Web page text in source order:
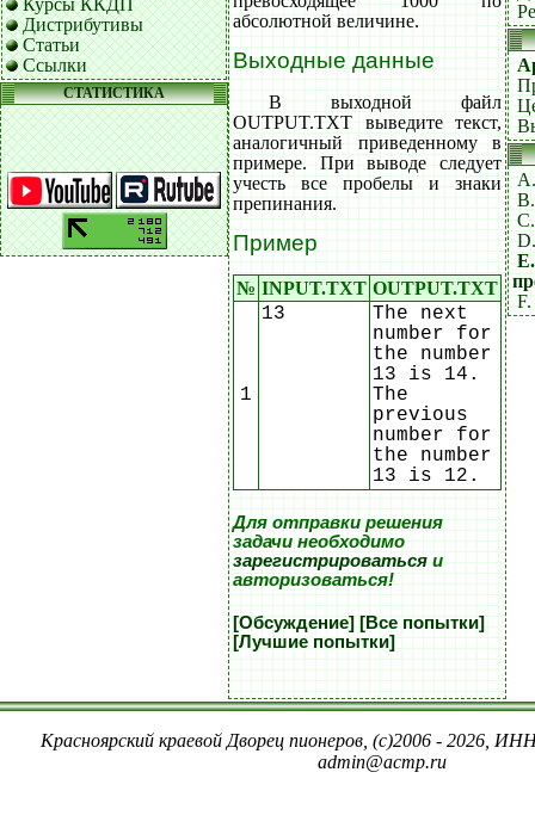
Курсы ККДП
Дистрибутивы
Статьи
Ссылки
СТАТИСТИКА
абсолютной величине.
Выходные данные
В выходной файл
OUTPUT.TXT выведите текст,
аналогичный приведенному в
примере. При выводе следует
учесть все пробелы и знаки
препинания.
Пример
№ INPUT.TXT OUTPUT.TXT
1
13
The next
number for
the number
13 is 14.
The
previous
number for
the number
13 is 12.
Для отправки решения
задачи необходимо
зарегистрироватьсяи
авторизоваться!
[Обсуждение] [Все попытки]
[Лучшие попытки]
Красноярский краевой Дворец пионеров, (c)2006 - 2026,
admin@acmp.ru